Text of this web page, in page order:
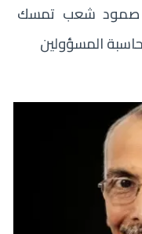
صمود شعب تمسك
المسؤولين